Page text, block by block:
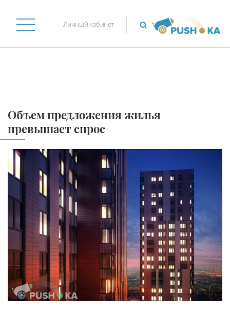
Личный кабинет
Объем предложения жилья
превышает спрос